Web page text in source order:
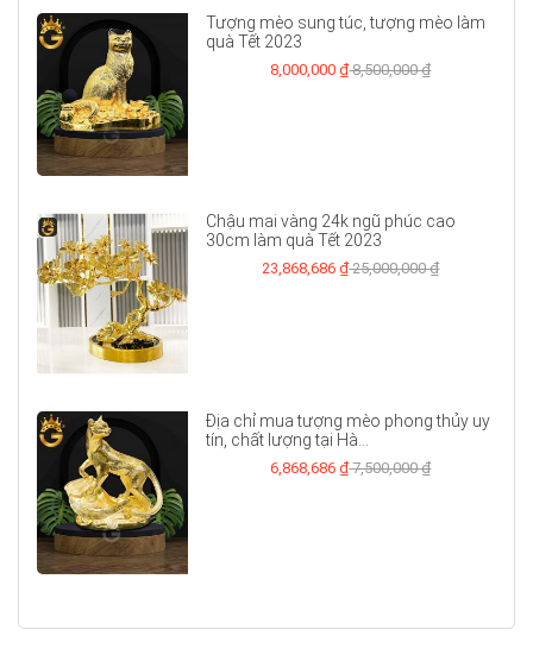
Tượng mèo sung túc, tượng mèo làm
quà Tết 2023
8,000,000 ₫8,500,000 ₫
Chậu mai vàng 24k ngũ phúc cao
30cm làm quà Tết 2023
23,868,686 ₫25,000,000 ₫
Địa chỉ mua tượng mèo phong thủy uy
tín, chất lượng tại Hà...
6,868,686 ₫7,500,000 ₫